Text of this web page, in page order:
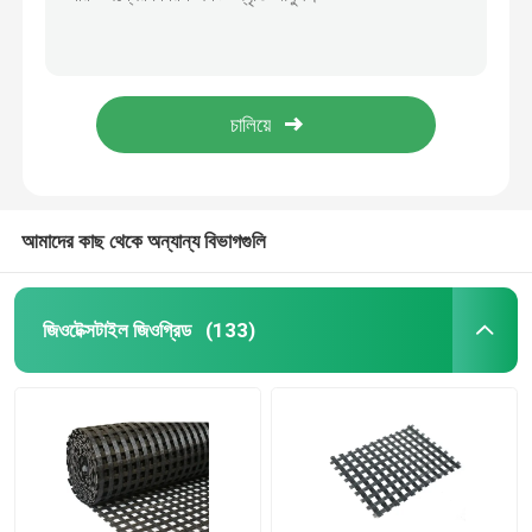
জিওটেক্সটাইল ড্রেনেজ ফ্যাব্রিক
জিওমেমব্রেন পন্ড লাইনার
জিওটেক্সটাইল জিওব্যাগ
জিওম্যাট ক্ষয় নিয়ন্ত্রণ
কাস্টম 400 জিএসএম জিওম্যাট ক্ষয় নিয়ন্ত্রণ সরবরাহকারী
আমাদের কাছ থেকে অন্যান্য বিভাগগুলি
জিওটেক্সটাইল জিওগ্রিড (133)